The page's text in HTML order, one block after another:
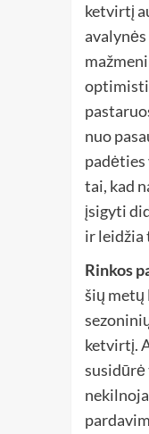
ketvirtį
nuo
tai, kad
įsigyti
ir leidžia
Rinkos
šių metų
ketvirtį.
susidūrė